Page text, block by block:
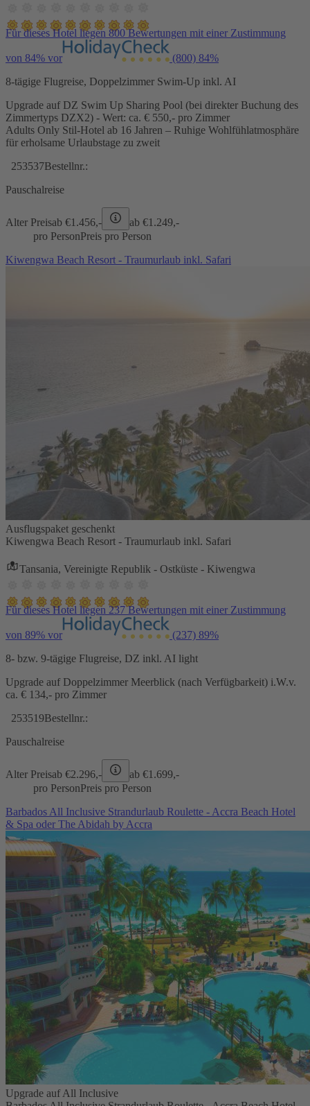
Für dieses Hotel liegen 800 Bewertungen mit einer Zustimmung
von 84% vor (800) 84%
8-tägige Flugreise, Doppelzimmer Swim-Up inkl. AI
Upgrade auf DZ Swim Up Sharing Pool (bei direkter Buchung des
Zimmertyps DZX2) - Wert: ca. € 550,- pro Zimmer
Adults Only Stil-Hotel ab 16 Jahren – Ruhige Wohlfühlatmosphäre
für erholsame Urlaubstage zu zweit
253537Bestellnr.:
Pauschalreise
Alter Preisab €1.456,- ab €1.249,-
pro PersonPreis pro Person
Kiwengwa Beach Resort - Traumurlaub inkl. Safari
Ausflugspaket geschenkt
Kiwengwa Beach Resort - Traumurlaub inkl. Safari
Tansania, Vereinigte Republik - Ostküste - Kiwengwa
Für dieses Hotel liegen 237 Bewertungen mit einer Zustimmung
von 89% vor (237) 89%
8- bzw. 9-tägige Flugreise, DZ inkl. AI light
Upgrade auf Doppelzimmer Meerblick (nach Verfügbarkeit) i.W.v.
ca. € 134,- pro Zimmer
253519Bestellnr.:
Pauschalreise
Alter Preisab €2.296,- ab €1.699,-
pro PersonPreis pro Person
Barbados All Inclusive Strandurlaub Roulette - Accra Beach Hotel
& Spa oder The Abidah by Accra
Upgrade auf All Inclusive